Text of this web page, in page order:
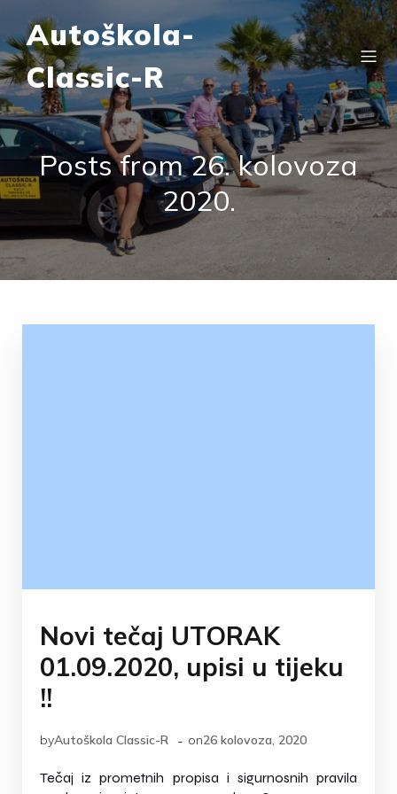
Autoškola-
Classic-R
Posts from 26. kolovoza
2020.
Novi tečaj UTORAK
01.09.2020, upisi u tijeku
!!
byAutoškola Classic-R - on26 kolovoza, 2020
Tečaj iz prometnih propisa i sigurnosnih pravila